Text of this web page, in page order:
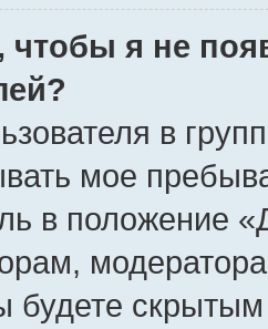
чтобы я не
в
мое
в положение
будете